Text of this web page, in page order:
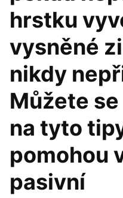
hrstku
vysněné
nikdy
Můžete
na tyto
pomohou
pasivní